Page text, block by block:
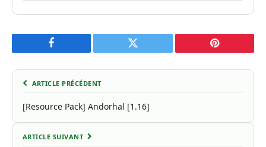
Facebook Twitter Pinterest
ARTICLE PRÉCÉDENT
[Resource Pack] Andorhal [1.16]
ARTICLE SUIVANT